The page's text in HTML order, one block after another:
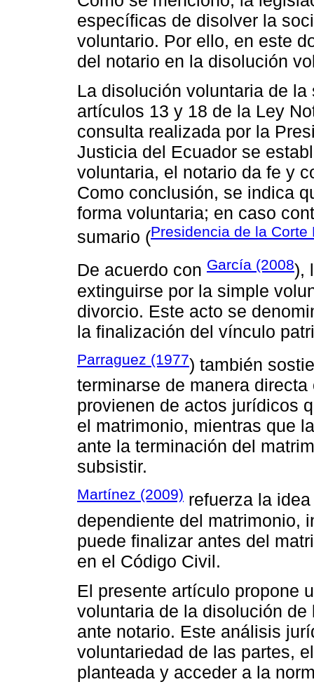
específicas de disolver la
voluntario. Por ello, en este
del notario en la disolución
La disolución voluntaria de
artículos 13 y 18 de la Ley
consulta realizada por la
Justicia del Ecuador se
voluntaria, el notario da fe y
Como conclusión, se indica
forma voluntaria; en caso
sumario (Presidencia de la
De acuerdo con García (2008),
extinguirse por la simple
divorcio. Este acto se
la finalización del vínculo
Parraguez (1977) también
terminarse de manera
provienen de actos jurídicos
el matrimonio, mientras que
ante la terminación del
subsistir.
Martínez (2009) refuerza la
dependiente del matrimonio,
puede finalizar antes del
en el Código Civil.
El presente artículo propone
voluntaria de la disolución
ante notario. Este análisis
voluntariedad de las partes,
planteada y acceder a la